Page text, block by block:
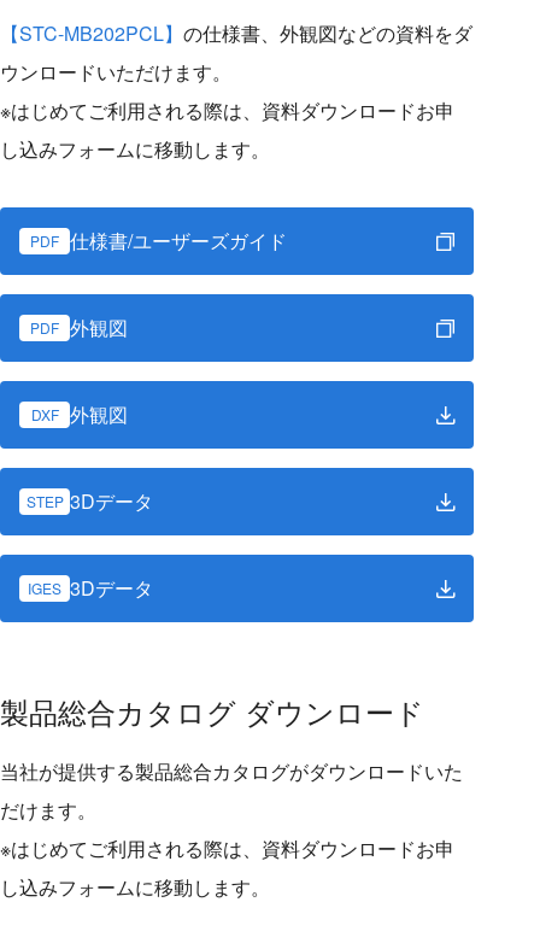
【STC-MB202PCL】 の仕様書、外観図などの資料をダ
ウンロードいただけます。
※はじめてご利用される際は、資料ダウンロードお申
し込みフォームに移動します。
PDF 仕様書/ユーザーズガイド
PDF 外観図
DXF 外観図
STEP 3Dデータ
IGES 3Dデータ
製品総合カタログ ダウンロード
当社が提供する製品総合カタログがダウンロードいた
だけます。
※はじめてご利用される際は、資料ダウンロードお申
し込みフォームに移動します。